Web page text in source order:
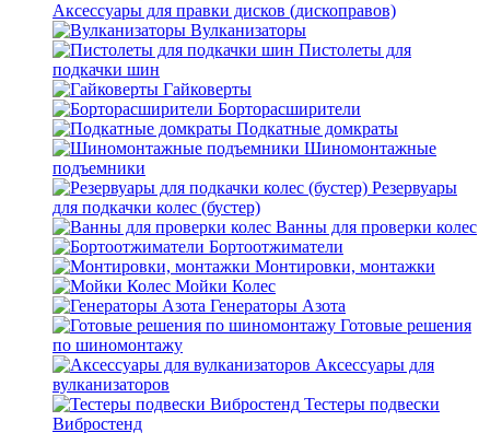
Аксессуары для правки дисков (дископравов)
Вулканизаторы
Пистолеты для
подкачки шин
Гайковерты
Борторасширители
Подкатные домкраты
Шиномонтажные
подъемники
Резервуары
для подкачки колес (бустер)
Ванны для проверки колес
Бортоотжиматели
Монтировки, монтажки
Мойки Колес
Генераторы Азота
Готовые решения
по шиномонтажу
Аксессуары для
вулканизаторов
Тестеры подвески
Вибростенд